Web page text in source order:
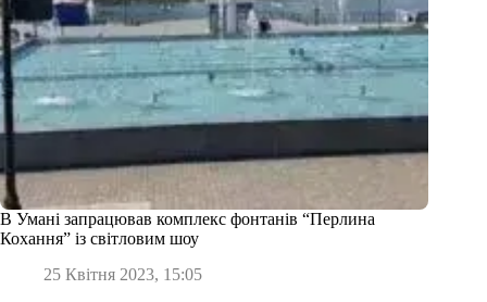
В Умані запрацював комплекс фонтанів “Перлина
Кохання” із світловим шоу
25 Квітня 2023, 15:05